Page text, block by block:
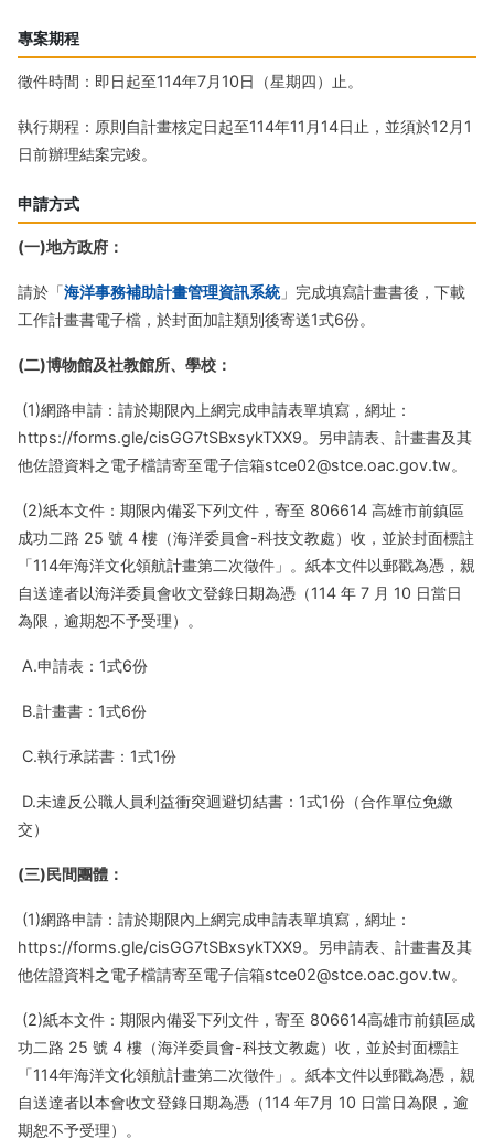
專案期程
徵件時間：即日起至114年7月10日（星期四）止。
執行期程：原則自計畫核定日起至114年11月14日止，並須於12月1
日前辦理結案完竣。
申請方式
(一)地方政府：
請於「海洋事務補助計畫管理資訊系統」完成填寫計畫書後，下載
工作計畫書電子檔，於封面加註類別後寄送1式6份。
(二)博物館及社教館所、學校：
(1)網路申請：請於期限內上網完成申請表單填寫，網址：
https://forms.gle/cisGG7tSBxsykTXX9。另申請表、計畫書及其
他佐證資料之電子檔請寄至電子信箱stce02@stce.oac.gov.tw。
(2)紙本文件：期限內備妥下列文件，寄至 806614 高雄市前鎮區
成功二路 25 號 4 樓（海洋委員會-科技文教處）收，並於封面標註
「114年海洋文化領航計畫第二次徵件」。紙本文件以郵戳為憑，親
自送達者以海洋委員會收文登錄日期為憑（114 年 7 月 10 日當日
為限，逾期恕不予受理）。
A.申請表：1式6份
B.計畫書：1式6份
C.執行承諾書：1式1份
D.未違反公職人員利益衝突迴避切結書：1式1份（合作單位免繳
交）
(三)民間團體：
(1)網路申請：請於期限內上網完成申請表單填寫，網址：
https://forms.gle/cisGG7tSBxsykTXX9。另申請表、計畫書及其
他佐證資料之電子檔請寄至電子信箱stce02@stce.oac.gov.tw。
(2)紙本文件：期限內備妥下列文件，寄至 806614高雄市前鎮區成
功二路 25 號 4 樓（海洋委員會-科技文教處）收，並於封面標註
「114年海洋文化領航計畫第二次徵件」。紙本文件以郵戳為憑，親
自送達者以本會收文登錄日期為憑（114 年7月 10 日當日為限，逾
期恕不予受理）。